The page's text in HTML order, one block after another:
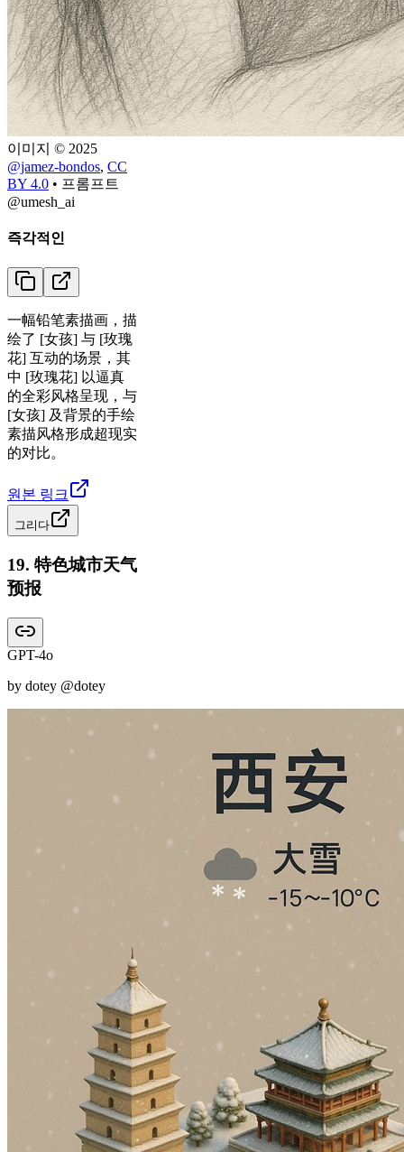
이미지 © 2025
@jamez-bondos, CC
BY 4.0 • 프롬프트
@umesh_ai
즉각적인
一幅铅笔素描画，描
绘了 [女孩] 与 [玫瑰
花] 互动的场景，其
中 [玫瑰花] 以逼真
的全彩风格呈现，与
[女孩] 及背景的手绘
素描风格形成超现实
的对比。
원본 링크
그리다
19. 特色城市天气
预报
GPT-4o
by dotey @dotey